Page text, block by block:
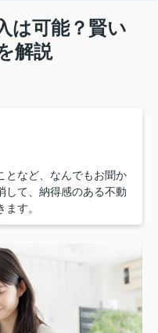
は可能？賢い
解説
となど、なんでもお聞か
して、納得感のある不動
す。